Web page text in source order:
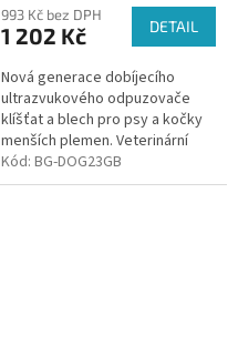
993 Kč bez DPH
1 202 Kč DETAIL
Nová generace dobíjecího
ultrazvukového odpuzovače
klíšťat a blech pro psy a kočky
menších plemen. Veterinární
technický prostředek.
Kód: BG-DOG23GB